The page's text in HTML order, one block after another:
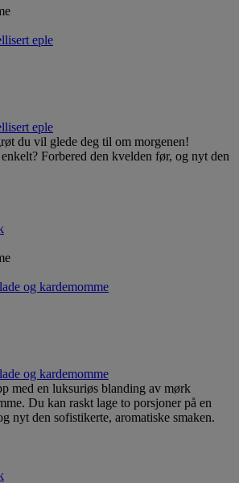
eple
eple
du vil glede deg til om morgenen!
Forbered den kvelden før, og nyt den
og kardemomme
og kardemomme
med en luksuriøs blanding av mørk
Du kan raskt lage to porsjoner på en
nyt den sofistikerte, aromatiske smaken.